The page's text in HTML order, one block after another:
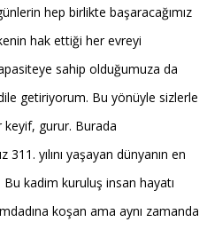
hep birlikte başaracağımız
hak ettiği her evreyi
sahip olduğumuza da
getiriyorum. Bu yönüyle sizlerle
gurur. Burada
yılını yaşayan dünyanın en
kadim kuruluş insan hayatı
koşan ama aynı zamanda